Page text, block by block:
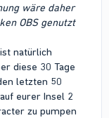
wäre daher
OBS genutzt
natürlich
diese 30 Tage
letzten 50
eurer Insel 2
zu pumpen